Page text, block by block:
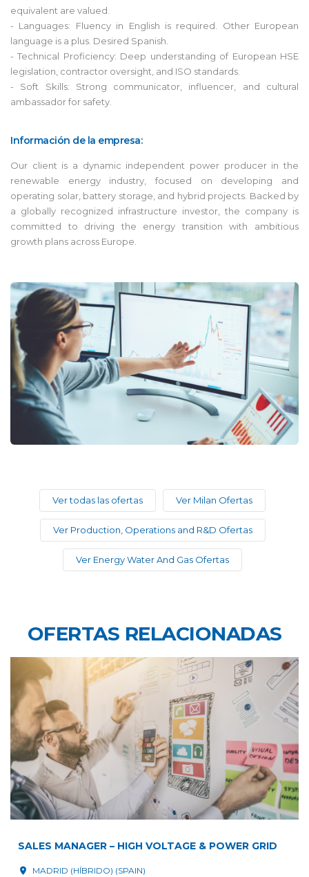
equivalent are valued.
- Languages: Fluency in English is required. Other European
language is a plus. Desired Spanish.
- Technical Proficiency: Deep understanding of European HSE
legislation, contractor oversight, and ISO standards.
- Soft Skills: Strong communicator, influencer, and cultural
ambassador for safety.
Información de la empresa:
Our client is a dynamic independent power producer in the
renewable energy industry, focused on developing and
operating solar, battery storage, and hybrid projects. Backed by
a globally recognized infrastructure investor, the company is
committed to driving the energy transition with ambitious
growth plans across Europe.
Ver todas las ofertas Ver Milan Ofertas
Ver Production, Operations and R&D Ofertas
Ver Energy Water And Gas Ofertas
OFERTAS RELACIONADAS
SALES MANAGER – HIGH VOLTAGE & POWER GRID
MADRID (HÍBRIDO) (SPAIN)